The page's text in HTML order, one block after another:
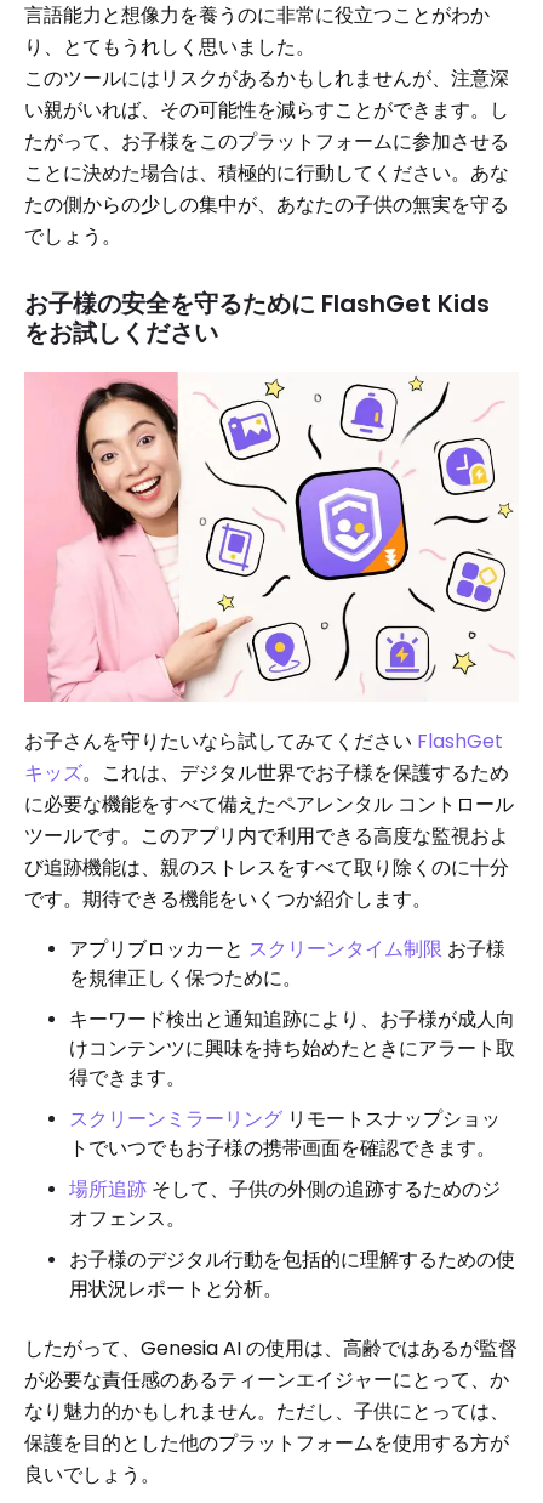
言語能力と想像力を養うのに非常に役立つことがわか
り、とてもうれしく思いました。
このツールにはリスクがあるかもしれませんが、注意深
い親がいれば、その可能性を減らすことができます。し
たがって、お子様をこのプラットフォームに参加させる
ことに決めた場合は、積極的に行動してください。あな
たの側からの少しの集中が、あなたの子供の無実を守る
でしょう。
お子様の安全を守るために FlashGet Kids
をお試しください
お子さんを守りたいなら試してみてください FlashGet
キッズ。これは、デジタル世界でお子様を保護するため
に必要な機能をすべて備えたペアレンタル コントロール
ツールです。このアプリ内で利用できる高度な監視およ
び追跡機能は、親のストレスをすべて取り除くのに十分
です。期待できる機能をいくつか紹介します。
アプリブロッカーと スクリーンタイム制限 お子様
を規律正しく保つために。
キーワード検出と通知追跡により、お子様が成人向
けコンテンツに興味を持ち始めたときにアラート取
得できます。
スクリーンミラーリング リモートスナップショッ
トでいつでもお子様の携帯画面を確認できます。
場所追跡 そして、子供の外側の追跡するためのジ
オフェンス。
お子様のデジタル行動を包括的に理解するための使
用状況レポートと分析。
したがって、Genesia AI の使用は、高齢ではあるが監督
が必要な責任感のあるティーンエイジャーにとって、か
なり魅力的かもしれません。ただし、子供にとっては、
保護を目的とした他のプラットフォームを使用する方が
良いでしょう。